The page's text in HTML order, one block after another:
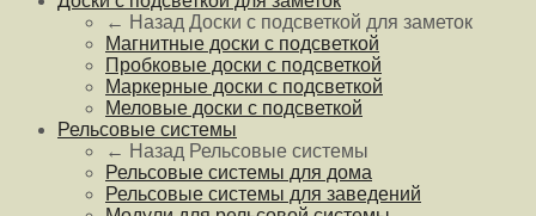
← Назад Доски с подсветкой для заметок
Магнитные доски с подсветкой
Пробковые доски с подсветкой
Маркерные доски с подсветкой
Меловые доски с подсветкой
Рельсовые системы
← Назад Рельсовые системы
Рельсовые системы для дома
Рельсовые системы для заведений